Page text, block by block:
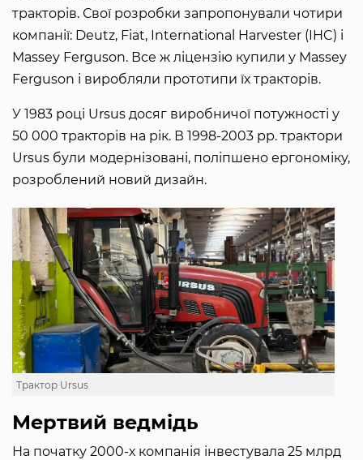
тракторів. Свої розробки запропонували чотири
компанії: Deutz, Fiat, International Harvester (IHC) і
Massey Ferguson. Все ж ліцензію купили у Massey
Ferguson і виробляли прототипи їх тракторів.
У 1983 році Ursus досяг виробничої потужності у
50 000 тракторів на рік. В 1998-2003 рр. трактори
Ursus були модернізовані, поліпшено ергономіку,
розроблений новий дизайн.
Трактор Ursus
Мертвий ведмідь
На початку 2000-х компанія інвестувала 25 млрд